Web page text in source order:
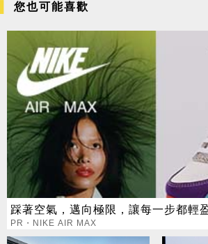
您也可能喜歡
踩著空氣，邁向極限，讓每一步都輕
PR・NIKE AIR MAX